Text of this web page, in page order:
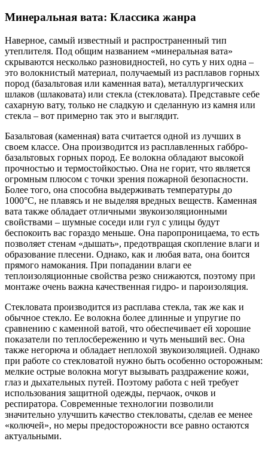
Минеральная вата: Классика жанра
Наверное, самый известный и распространенный тип
утеплителя. Под общим названием «минеральная вата»
скрываются несколько разновидностей, но суть у них одна –
это волокнистый материал, получаемый из расплавов горных
пород (базальтовая или каменная вата), металлургических
шлаков (шлаковата) или стекла (стекловата). Представьте себе
сахарную вату, только не сладкую и сделанную из камня или
стекла – вот примерно так это и выглядит.
Базальтовая (каменная) вата считается одной из лучших в
своем классе. Она производится из расплавленных габбро-
базальтовых горных пород. Ее волокна обладают высокой
прочностью и термостойкостью. Она не горит, что является
огромным плюсом с точки зрения пожарной безопасности.
Более того, она способна выдерживать температуры до
1000°C, не плавясь и не выделяя вредных веществ. Каменная
вата также обладает отличными звукоизоляционными
свойствами – шумные соседи или гул с улицы будут
беспокоить вас гораздо меньше. Она паропроницаема, то есть
позволяет стенам «дышать», предотвращая скопление влаги и
образование плесени. Однако, как и любая вата, она боится
прямого намокания. При попадании влаги ее
теплоизоляционные свойства резко снижаются, поэтому при
монтаже очень важна качественная гидро- и пароизоляция.
Стекловата производится из расплава стекла, так же как и
обычное стекло. Ее волокна более длинные и упругие по
сравнению с каменной ватой, что обеспечивает ей хорошие
показатели по теплосбережению и чуть меньший вес. Она
также негорюча и обладает неплохой звукоизоляцией. Однако
при работе со стекловатой нужно быть особенно осторожным:
мелкие острые волокна могут вызывать раздражение кожи,
глаз и дыхательных путей. Поэтому работа с ней требует
использования защитной одежды, перчаок, очков и
респиратора. Современные технологии позволили
значительно улучшить качество стекловаты, сделав ее менее
«колючей», но меры предосторожности все равно остаются
актуальными.